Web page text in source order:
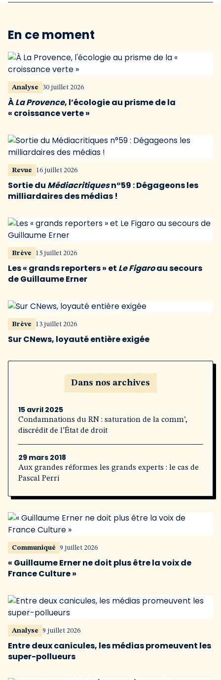
En ce moment
Analyse 30 juillet 2026
ÀLa Provence, l’écologie au prisme de la
« croissance verte »
Revue 16 juillet 2026
Sortie du Médiacritiquesn°59 : Dégageons les
milliardaires des médias !
Brève 15 juillet 2026
Les « grands reporters » et Le Figaroau secours
de Guillaume Erner
Brève 13 juillet 2026
Sur CNews, loyauté entière exigée
Dans nos archives
15 avril 2025
Condamnations du RN : saturation de la comm’,
discrédit de l’État de droit
29 mars 2018
Aux grandes réformes les grands experts : le cas de
Pascal Perri
Communiqué 9 juillet 2026
« Guillaume Erner ne doit plus être la voix de
France Culture »
Analyse 9 juillet 2026
Entre deux canicules, les médias promeuvent les
super-pollueurs